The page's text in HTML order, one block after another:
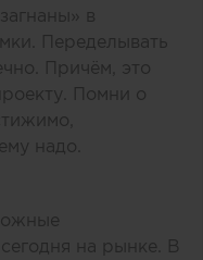
в
Переделывать
Причём, это
Помни о
надо.
на рынке. В